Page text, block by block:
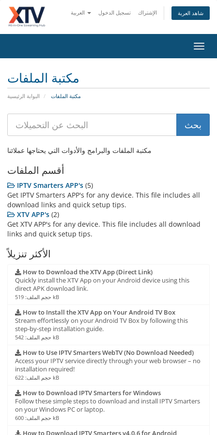
تسجيل الدخول الإشتراك شاهد العربة
مكتبة الملفات
البوابة الرئيسية مكتبة الملفات
مكتبة الملفات والبرامج والأدوات التي يحتاجها عملائنا
أقسم الملفات
IPTV Smarters APP's (5)
Get IPTV Smarters APP's for any device. This file includes all
download links and quick setup tips.
XTV APP's (2)
Get XTV APP's for any device. This file includes all download
links and quick setup tips.
الأكثر تنزيلاً
How to Download the XTV App (Direct Link)
Quickly install the XTV App on your Android device using this
direct APK download link.
حجم الملف: 519 kB
How to Install the XTV App on Your Android TV Box
Stream effortlessly on your Android TV Box by following this
step-by-step installation guide.
حجم الملف: 542 kB
How to Use IPTV Smarters WebTV (No Download Needed)
Access your IPTV service directly through your web browser – no
installation required!
حجم الملف: 622 kB
How to Download IPTV Smarters for Windows
Follow these simple steps to download and install IPTV Smarters
on your Windows PC or laptop.
حجم الملف: 600 kB
How to Download IPTV Smarters v4.0.6 for Android